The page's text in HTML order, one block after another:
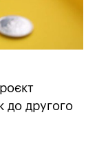
до другого